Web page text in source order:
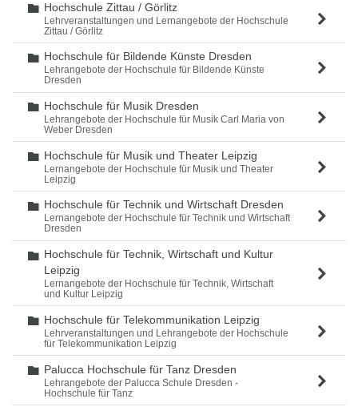
Ordner
Hochschule Zittau / Görlitz
Lehrveranstaltungen und Lernangebote der Hochschule
Zittau / Görlitz
Ordner
Hochschule für Bildende Künste Dresden
Lehrangebote der Hochschule für Bildende Künste
Dresden
Ordner
Hochschule für Musik Dresden
Lehrangebote der Hochschule für Musik Carl Maria von
Weber Dresden
Ordner
Hochschule für Musik und Theater Leipzig
Lernangebote der Hochschule für Musik und Theater
Leipzig
Ordner
Hochschule für Technik und Wirtschaft Dresden
Lernangebote der Hochschule für Technik und Wirtschaft
Dresden
Ordner
Hochschule für Technik, Wirtschaft und Kultur
Leipzig
Lernangebote der Hochschule für Technik, Wirtschaft
und Kultur Leipzig
Ordner
Hochschule für Telekommunikation Leipzig
Lehrveranstaltungen und Lehrangebote der Hochschule
für Telekommunikation Leipzig
Ordner
Palucca Hochschule für Tanz Dresden
Lehrangebote der Palucca Schule Dresden -
Hochschule für Tanz